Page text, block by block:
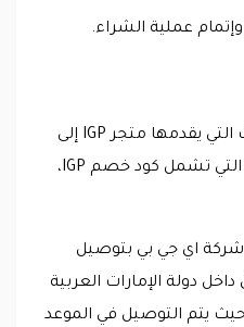
عملية الشراء.
يوجد باقة متنوعة من الخدمات التي يقدمها متجر IGP إلى
جانب مجموعة الهدايا المميزة التي تشمل كود خصم IGP،
اي جي بي بتوصيل
دولة الإمارات العربية
يتم التوصيل في الموعد